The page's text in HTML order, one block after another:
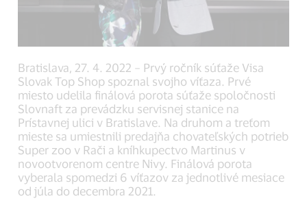
Bratislava, 27. 4. 2022 – Prvý ročník súťaže Visa
Slovak Top Shop spoznal svojho víťaza. Prvé
miesto udelila finálová porota súťaže spoločnosti
Slovnaft za prevádzku servisnej stanice na
Prístavnej ulici v Bratislave. Na druhom a treťom
mieste sa umiestnili predajňa chovateľských potrieb
Super zoo v Rači a kníhkupectvo Martinus v
novootvorenom centre Nivy. Finálová porota
vyberala spomedzi 6 víťazov za jednotlivé mesiace
od júla do decembra 2021.